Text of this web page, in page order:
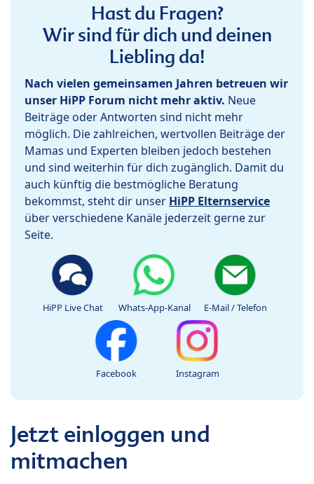
Hast du Fragen?
Wir sind für dich und deinen
Liebling da!
Nach vielen gemeinsamen Jahren betreuen wir
unser HiPP Forum nicht mehr aktiv. Neue
Beiträge oder Antworten sind nicht mehr
möglich. Die zahlreichen, wertvollen Beiträge der
Mamas und Experten bleiben jedoch bestehen
und sind weiterhin für dich zugänglich. Damit du
auch künftig die bestmögliche Beratung
bekommst, steht dir unser HiPP Elternservice
über verschiedene Kanäle jederzeit gerne zur
Seite.
HiPP Live Chat Whats-App-Kanal E-Mail / Telefon
Facebook Instagram
Jetzt einloggen und
mitmachen